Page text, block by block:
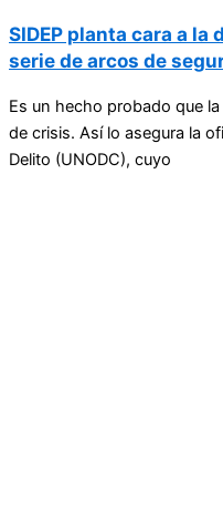
SIDEP planta cara a
serie de arcos de
Es un hecho probado que
de crisis. Así lo asegura la
Delito (UNODC), cuyo